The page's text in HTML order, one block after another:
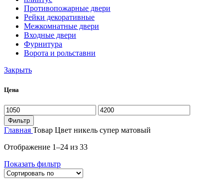
Противопожарные двери
Рейки декоративные
Межкомнатные двери
Входные двери
Фурнитура
Ворота и рольставни
Закрыть
Цена
Минимальная
цена
Максимальная
цена
Фильтр
Главная Товар Цвет никель супер матовый
Отображение 1–24 из 33
Показать фильтр